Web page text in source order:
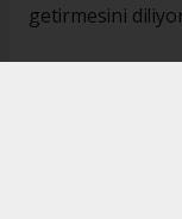
getirmesini